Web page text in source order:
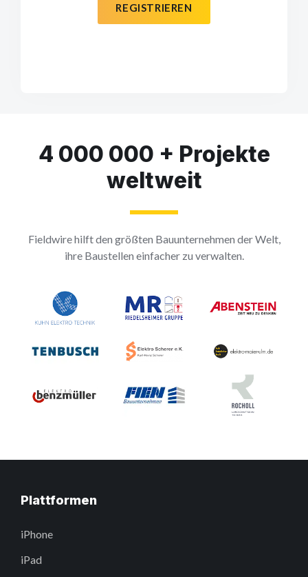
REGISTRIEREN
4 000 000 + Projekte
weltweit
Fieldwire hilft den größten Bauunternehmen der Welt,
ihre Baustellen einfacher zu verwalten.
Plattformen
iPhone
iPad